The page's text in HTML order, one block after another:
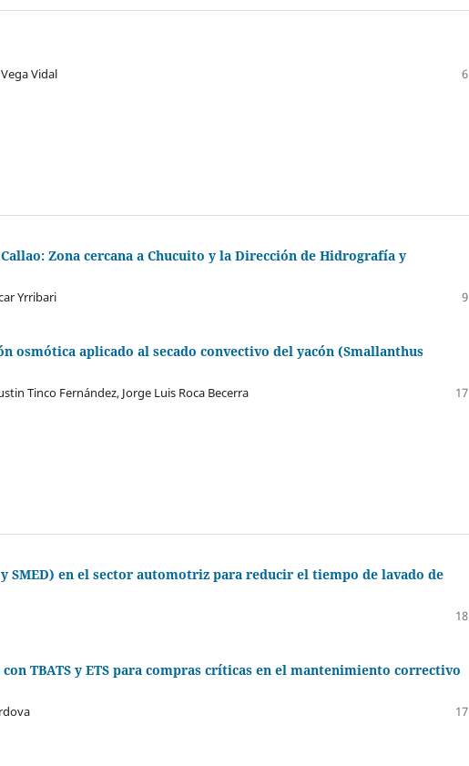
Vidal 6
Zona cercana a Chucuito y la Dirección de Hidrografía y
Yrribari 9
osmótica aplicado al secado convectivo del yacón (Smallanthus
Tinco Fernández, Jorge Luis Roca Becerra 17
SMED) en el sector automotriz para reducir el tiempo de lavado de
18
TBATS y ETS para compras críticas en el mantenimiento correctivo
17